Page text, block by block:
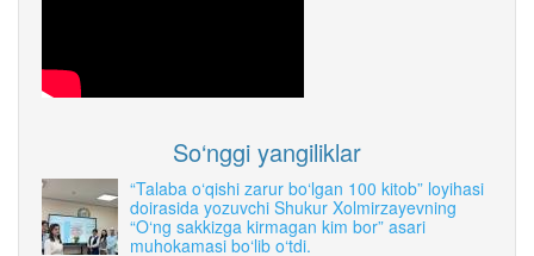
So‘nggi yangiliklar
“Talaba o‘qishi zarur bo‘lgan 100 kitob” loyihasi
doirasida yozuvchi Shukur Xolmirzayevning
“O‘ng sakkizga kirmagan kim bor” asari
muhokamasi bo‘lib o‘tdi.